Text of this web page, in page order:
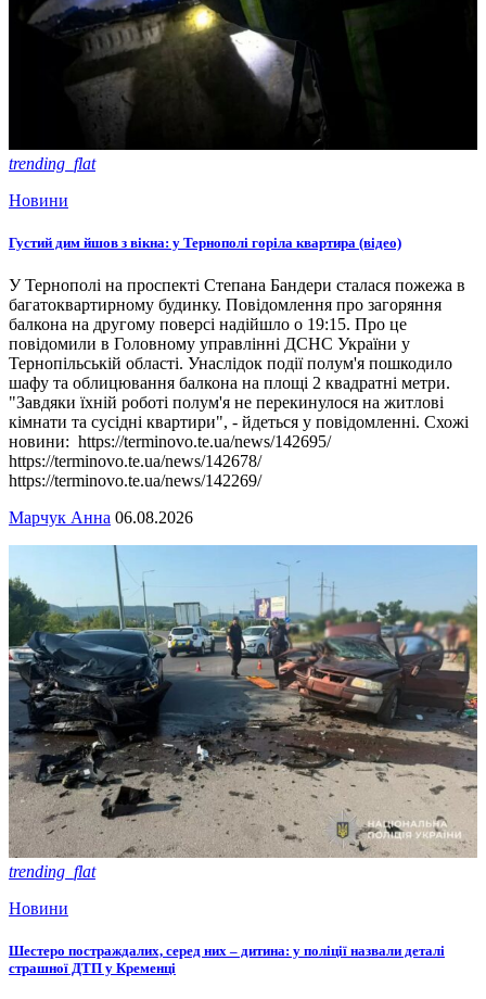
trending_flat
Новини
Густий дим йшов з вікна: у Тернополі горіла квартира (відео)
У Тернополі на проспекті Степана Бандери сталася пожежа в
багатоквартирному будинку. Повідомлення про загоряння
балкона на другому поверсі надійшло о 19:15. Про це
повідомили в Головному управлінні ДСНС України у
Тернопільській області. Унаслідок події полум'я пошкодило
шафу та облицювання балкона на площі 2 квадратні метри.
"Завдяки їхній роботі полум'я не перекинулося на житлові
кімнати та сусідні квартири", - йдеться у повідомленні. Схожі
новини: https://terminovo.te.ua/news/142695/
https://terminovo.te.ua/news/142678/
https://terminovo.te.ua/news/142269/
Марчук Анна 06.08.2026
trending_flat
Новини
Шестеро постраждалих, серед них – дитина: у поліції назвали деталі
страшної ДТП у Кременці